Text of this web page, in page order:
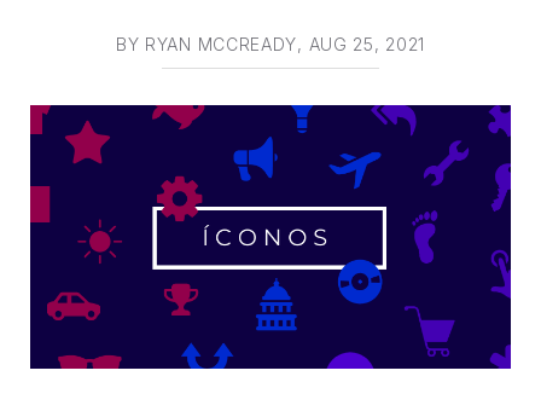
BY RYAN MCCREADY, AUG 25, 2021